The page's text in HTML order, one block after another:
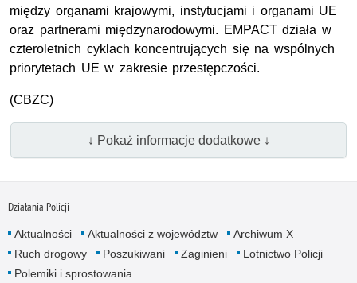
między organami krajowymi, instytucjami i organami UE
oraz partnerami międzynarodowymi. EMPACT działa w
czteroletnich cyklach koncentrujących się na wspólnych
priorytetach UE w zakresie przestępczości.
(CBZC)
↓ Pokaż informacje dodatkowe ↓
Działania Policji
Aktualności Aktualności z województw
Archiwum X
Ruch drogowy
Poszukiwani Zaginieni
Lotnictwo Policji
Polemiki i sprostowania